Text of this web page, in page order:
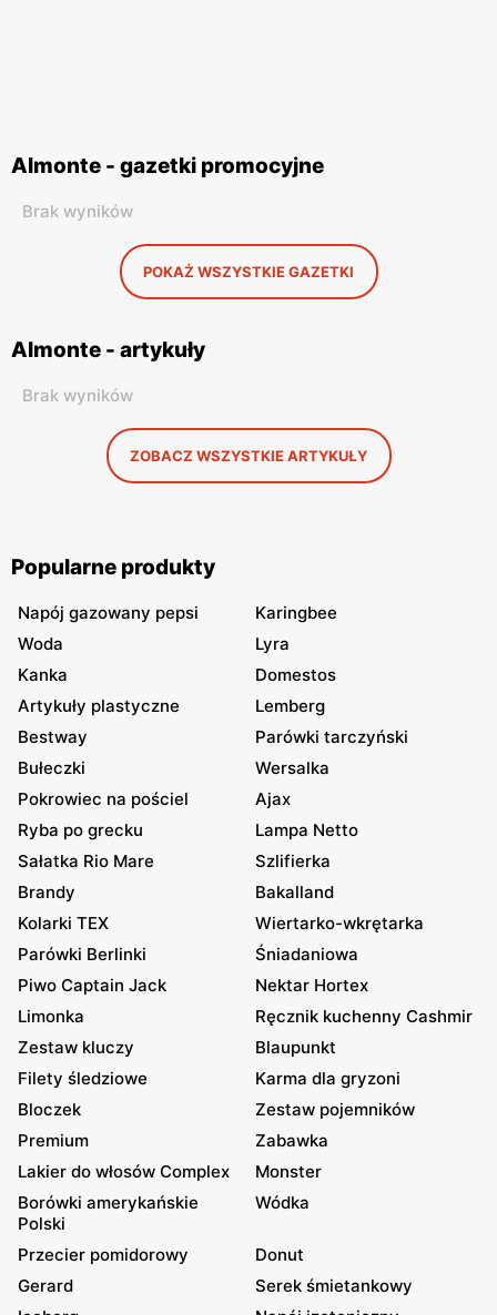
Almonte - gazetki promocyjne
Brak wyników
POKAŻ WSZYSTKIE GAZETKI
Almonte - artykuły
Brak wyników
ZOBACZ WSZYSTKIE ARTYKUŁY
Popularne produkty
Napój gazowany pepsi
Karingbee
Woda
Lyra
Kanka
Domestos
Artykuły plastyczne
Lemberg
Bestway
Parówki tarczyński
Bułeczki
Wersalka
Pokrowiec na pościel
Ajax
Ryba po grecku
Lampa Netto
Sałatka Rio Mare
Szlifierka
Brandy
Bakalland
Kolarki TEX
Wiertarko-wkrętarka
Parówki Berlinki
Śniadaniowa
Piwo Captain Jack
Nektar Hortex
Limonka
Ręcznik kuchenny Cashmir
Zestaw kluczy
Blaupunkt
Filety śledziowe
Karma dla gryzoni
Bloczek
Zestaw pojemników
Premium
Zabawka
Lakier do włosów Complex
Monster
Borówki amerykańskie
Polski
Wódka
Przecier pomidorowy
Donut
Gerard
Serek śmietankowy